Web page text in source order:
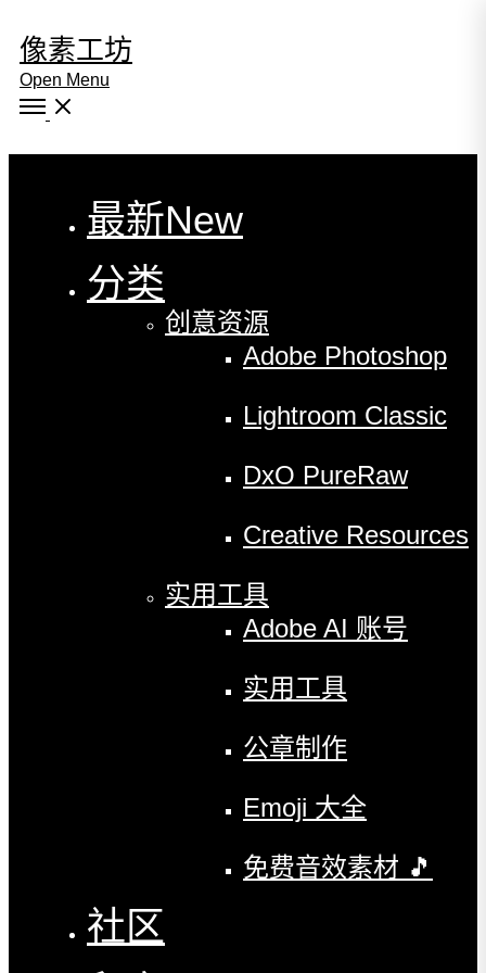
像素工坊
Open Menu
最新New
分类
创意资源
Adobe Photoshop
Lightroom Classic
DxO PureRaw
Creative Resources
实用工具
Adobe AI 账号
实用工具
公章制作
Emoji 大全
免费音效素材 🎵
社区